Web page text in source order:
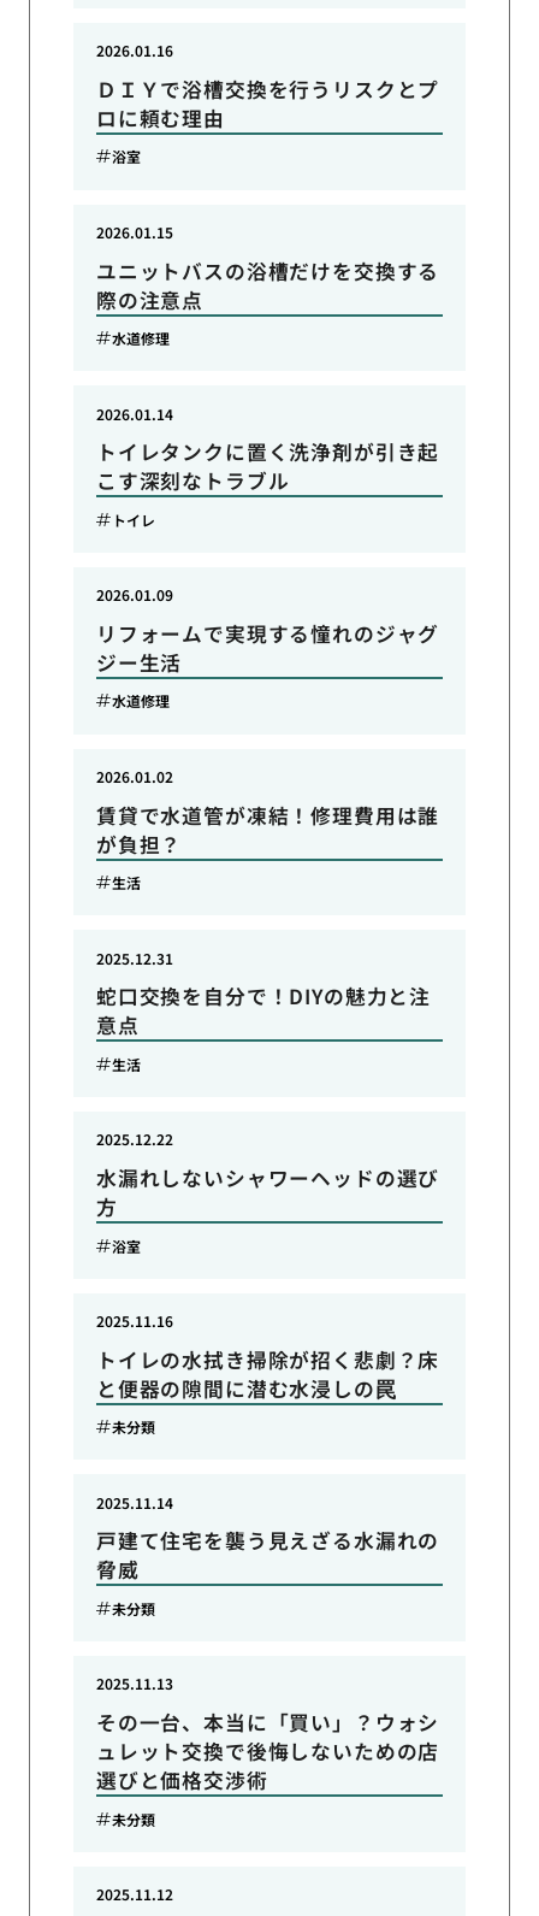
ＤＩＹで浴槽交換を行うリスクとプ
ロに頼む理由
2026.01.16
浴室
ユニットバスの浴槽だけを交換する
際の注意点
2026.01.15
水道修理
トイレタンクに置く洗浄剤が引き起
こす深刻なトラブル
2026.01.14
トイレ
リフォームで実現する憧れのジャグ
ジー生活
2026.01.09
水道修理
賃貸で水道管が凍結！修理費用は誰
が負担？
2026.01.02
生活
蛇口交換を自分で！DIYの魅力と注
意点
2025.12.31
生活
水漏れしないシャワーヘッドの選び
方
2025.12.22
浴室
トイレの水拭き掃除が招く悲劇？床
と便器の隙間に潜む水浸しの罠
2025.11.16
未分類
戸建て住宅を襲う見えざる水漏れの
脅威
2025.11.14
未分類
その一台、本当に「買い」？ウォシ
ュレット交換で後悔しないための店
選びと価格交渉術
2025.11.13
未分類
2025.11.12